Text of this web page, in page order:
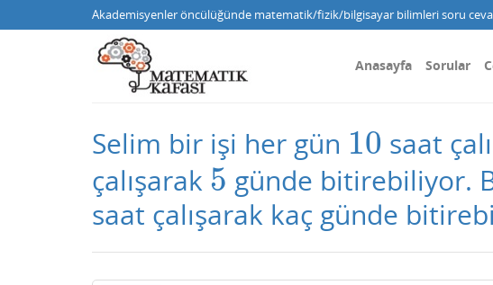
Akademisyenler öncülüğünde matematik/fizik/bilgisayar bilimleri soru
Anasayfa Sorular
Selim bir işi her gün 10
10 saat
çalışarak 5
5 günde bitirebiliyor.
saat çalışarak kaç günde